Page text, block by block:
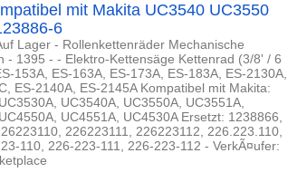
mit Makita UC3540 UC3550
6
Lager - Rollenkettenräder Mechanische
- 1395 - - Elektro-Kettensäge Kettenrad (3/8' / 6
153A, ES-163A, ES-173A, ES-183A, ES-2130A,
ES-2140A, ES-2145A Kompatibel mit Makita:
UC3540A, UC3550A, UC3551A,
UC4551A, UC4530A Ersetzt: 1238866,
226223111, 226223112, 226.223.110,
110, 226-223-111, 226-223-112 - VerkÃ¤ufer: